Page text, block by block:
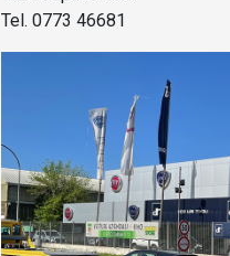
Tel. 0773 46681